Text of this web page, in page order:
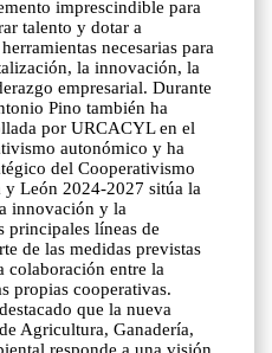
imprescindible para
talento y dotar a
necesarias para
la innovación, la
empresarial. Durante
Pino también ha
por URCACYL en el
autonómico y ha
del Cooperativismo
León 2024-2027 sitúa la
innovación y la
principales líneas de
de las medidas previstas
colaboración entre la
propias cooperativas.
que la nueva
Agricultura, Ganadería,